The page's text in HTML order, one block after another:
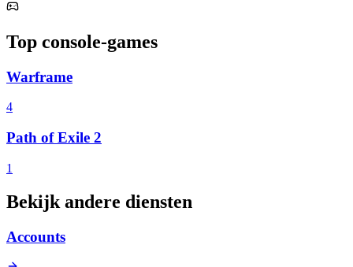
Top console-games
Warframe
4
Path of Exile 2
1
Bekijk andere diensten
Accounts